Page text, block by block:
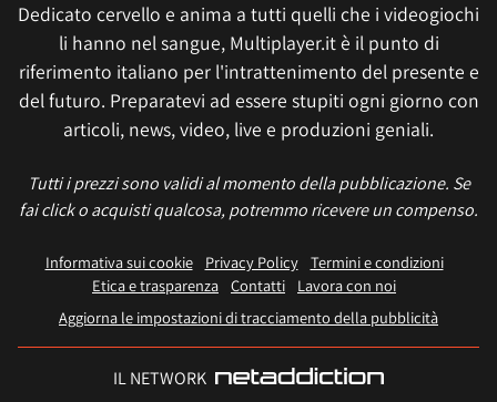
Dedicato cervello e anima a tutti quelli che i videogiochi
li hanno nel sangue, Multiplayer.it è il punto di
riferimento italiano per l'intrattenimento del presente e
del futuro. Preparatevi ad essere stupiti ogni giorno con
articoli, news, video, live e produzioni geniali.
Tutti i prezzi sono validi al momento della pubblicazione. Se
fai click o acquisti qualcosa, potremmo ricevere un compenso.
Informativa sui cookie Privacy Policy
Termini e condizioni
Etica e trasparenza Contatti
Lavora con noi
Aggiorna le impostazioni di tracciamento della pubblicità
IL NETWORK